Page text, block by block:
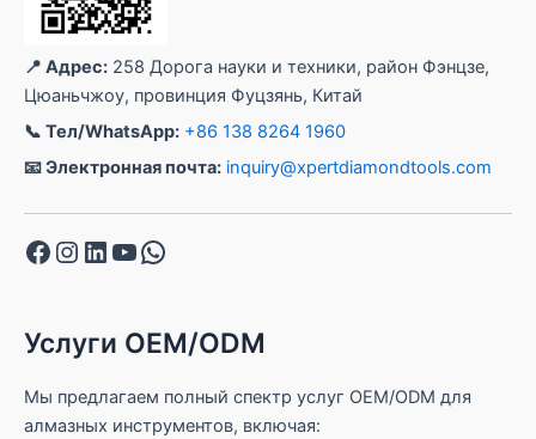
📍 Адрес: 258 Дорога науки и техники, район Фэнцзе,
Цюаньчжоу, провинция Фуцзянь, Китай
📞 Тел/WhatsApp: +86 138 8264 1960
📧 Электронная почта: inquiry@xpertdiamondtools.com
Facebook
Instagram
LinkedIn
YouTube
WhatsApp
Услуги OEM/ODM
Мы предлагаем полный спектр услуг OEM/ODM для
алмазных инструментов, включая: